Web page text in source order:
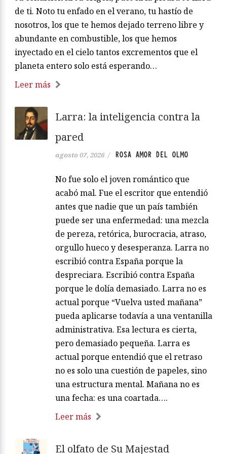
de ti. Noto tu enfado en el verano, tu hastío de
nosotros, los que te hemos dejado terreno libre y
abundante en combustible, los que hemos
inyectado en el cielo tantos excrementos que el
planeta entero solo está esperando…
Leer más
Larra: la inteligencia contra la
pared
agosto 07, 2026 / ROSA AMOR DEL OLMO
No fue solo el joven romántico que
acabó mal. Fue el escritor que entendió
antes que nadie que un país también
puede ser una enfermedad: una mezcla
de pereza, retórica, burocracia, atraso,
orgullo hueco y desesperanza. Larra no
escribió contra España porque la
despreciara. Escribió contra España
porque le dolía demasiado. Larra no es
actual porque “Vuelva usted mañana”
pueda aplicarse todavía a una ventanilla
administrativa. Esa lectura es cierta,
pero demasiado pequeña. Larra es
actual porque entendió que el retraso
no es solo una cuestión de papeles, sino
una estructura mental. Mañana no es
una fecha: es una coartada….
Leer más
El olfato de Su Majestad